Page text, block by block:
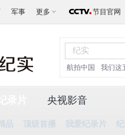
军事 更多 节目官网
航拍中国 我们这
品 顶级首播 我爱纪录片
央视影音